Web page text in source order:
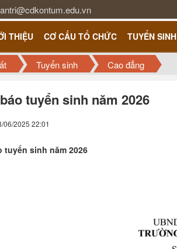
THIỆU CƠ CẤU TỔ CHỨC TUYỂN SINH
Tuyển sinh Cao đẳng
tuyển sinh năm 2026
06/2025 22:01
tuyển sinh năm 2026